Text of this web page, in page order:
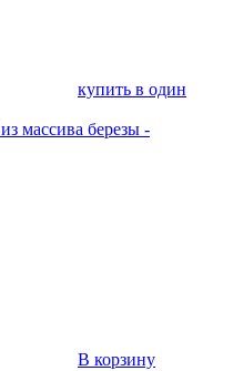
купить в один
В корзину